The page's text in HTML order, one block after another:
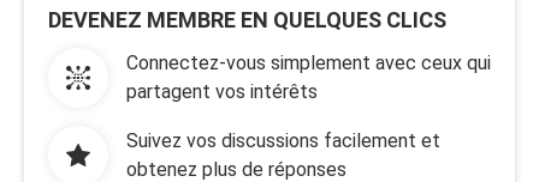
DEVENEZ MEMBRE EN QUELQUES CLICS
Connectez-vous simplement avec ceux qui
partagent vos intérêts
Suivez vos discussions facilement et
obtenez plus de réponses